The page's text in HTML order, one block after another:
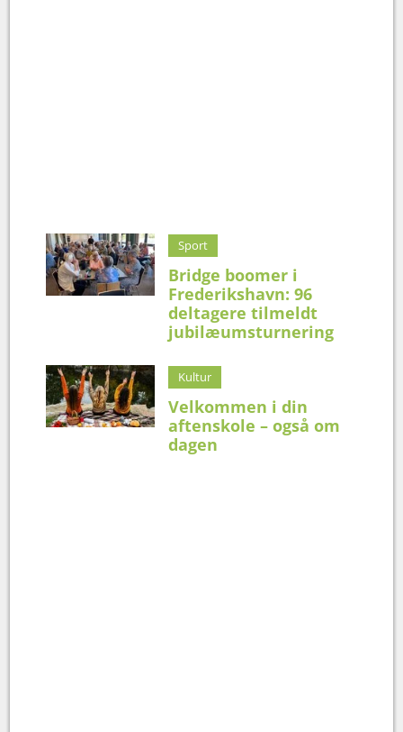
Sport
Bridge boomer i
Frederikshavn: 96
deltagere tilmeldt
jubilæumsturnering
Kultur
Velkommen i din
aftenskole – også om
dagen